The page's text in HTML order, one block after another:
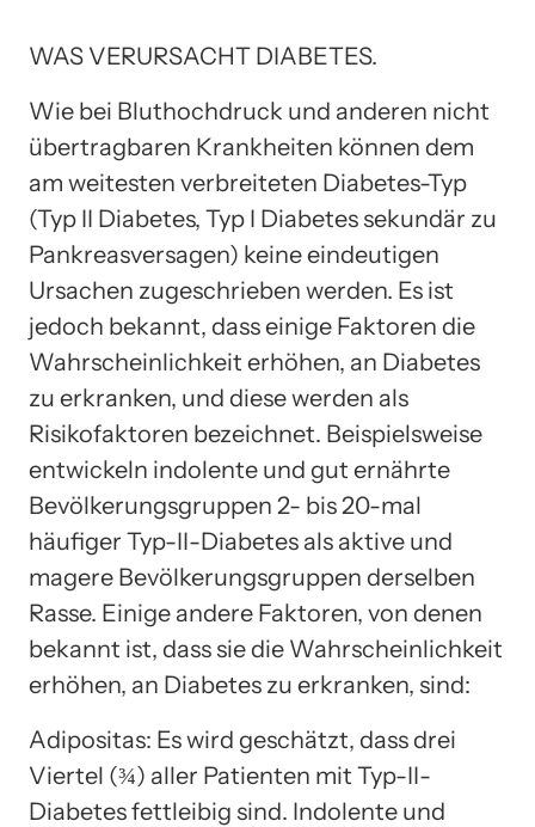
WAS VERURSACHT DIABETES.
Wie bei Bluthochdruck und anderen nicht
übertragbaren Krankheiten können dem
am weitesten verbreiteten Diabetes-Typ
(Typ II Diabetes, Typ I Diabetes sekundär zu
Pankreasversagen) keine eindeutigen
Ursachen zugeschrieben werden. Es ist
jedoch bekannt, dass einige Faktoren die
Wahrscheinlichkeit erhöhen, an Diabetes
zu erkranken, und diese werden als
Risikofaktoren bezeichnet. Beispielsweise
entwickeln indolente und gut ernährte
Bevölkerungsgruppen 2- bis 20-mal
häufiger Typ-II-Diabetes als aktive und
magere Bevölkerungsgruppen derselben
Rasse. Einige andere Faktoren, von denen
bekannt ist, dass sie die Wahrscheinlichkeit
erhöhen, an Diabetes zu erkranken, sind:
Adipositas: Es wird geschätzt, dass drei
Viertel (¾) aller Patienten mit Typ-II-
Diabetes fettleibig sind. Indolente und